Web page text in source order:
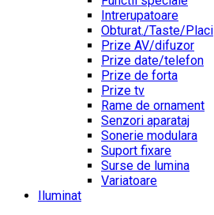
Intrerupatoare
Obturat./Taste/Placi
Prize AV/difuzor
Prize date/telefon
Prize de forta
Prize tv
Rame de ornament
Senzori aparataj
Sonerie modulara
Suport fixare
Surse de lumina
Variatoare
Iluminat